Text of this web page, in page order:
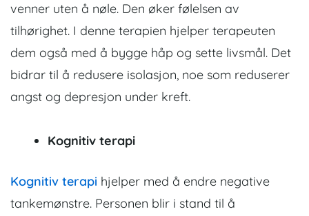
venner uten å nøle. Den øker følelsen av
tilhørighet. I denne terapien hjelper terapeuten
dem også med å bygge håp og sette livsmål. Det
bidrar til å redusere isolasjon, noe som reduserer
angst og depresjon under kreft.
Kognitiv terapi
Kognitiv terapi hjelper med å endre negative
tankemønstre. Personen blir i stand til å